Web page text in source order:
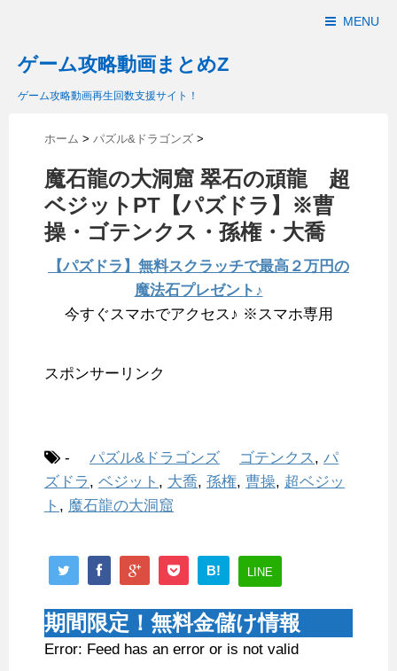
MENU
ゲーム攻略動画まとめZ
ゲーム攻略動画再生回数支援サイト！
ホーム > パズル&ドラゴンズ >
魔石龍の大洞窟 翠石の頑龍 超
ベジットPT【パズドラ】※曹
操・ゴテンクス・孫権・大喬
【パズドラ】無料スクラッチで最高２万円の
魔法石プレゼント♪
今すぐスマホでアクセス♪ ※スマホ専用
スポンサーリンク
- パズル&ドラゴンズ ゴテンクス, パ
ズドラ , ベジット , 大喬, 孫権, 曹操, 超ベジッ
ト , 魔石龍の大洞窟
B! LINE
期間限定！無料金儲け情報
Error: Feed has an error or is not valid